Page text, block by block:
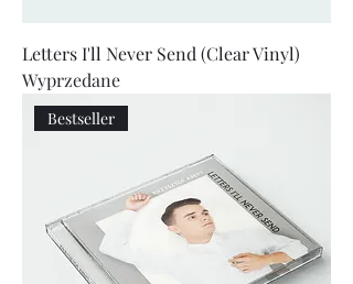
Letters I'll Never Send (Clear Vinyl)
Wyprzedane
Bestseller